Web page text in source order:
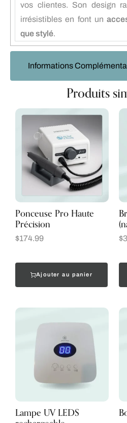
Informations
vos clientes. Son design
irrésistibles en font un
que stylé.
Produits
Ponceuse Pro Haute
Précision
$174.99
Ajouter au panier
$
Lampe UV LEDS